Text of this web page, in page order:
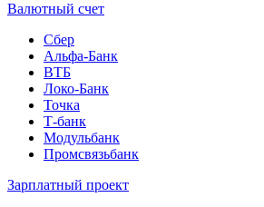
Валютный счет
Сбер
Альфа-Банк
ВТБ
Локо-Банк
Точка
Т-банк
Модульбанк
Промсвязьбанк
Зарплатный проект